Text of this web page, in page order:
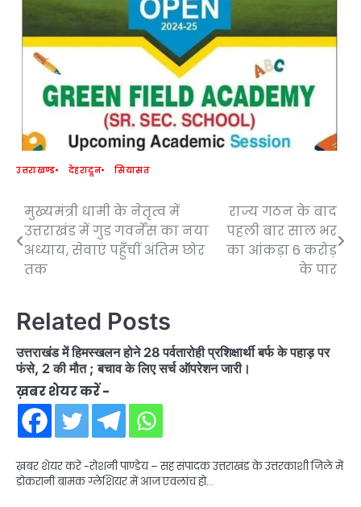
उत्तराखण्ड देहरादून सियासत
Post
navigation
मुख्यमंत्री धामी के नेतृत्व में
उत्तराखंड में गुड गवर्नेंस का नया
अध्याय, सेवाएं पहुँचीं अंतिम छोर
तक
राज्य गठन के बाद
पहली बार साल भर
का आंकड़ा 6 करोड़
के पार
Related Posts
उत्तराखंड में हिमस्खलन होने 28 पर्वतारोही प्रशिक्षार्थी बर्फ के पहाड़ पर
फंसे, 2 की मौत ; बचाव के लिए सर्च ऑपरेशन जारी।
ख़बर शेयर करें -
ख़बर शेयर करें -रोशनी पाण्डेय – सह संपादक उत्तराखंड के उत्तरकाशी जिले में
डोकरानी बामक ग्लेशियर में आज एवलांच हो…